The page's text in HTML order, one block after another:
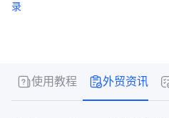
心
录
使用教程 外贸资讯